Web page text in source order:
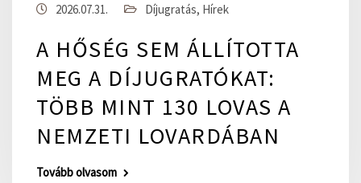
2026.07.31. Díjugratás, Hírek
A HŐSÉG SEM ÁLLÍTOTTA
MEG A DÍJUGRATÓKAT:
TÖBB MINT 130 LOVAS A
NEMZETI LOVARDÁBAN
Tovább olvasom